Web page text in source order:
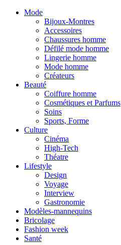
Mode
Bijoux-Montres
Accessoires
Chaussures homme
Défilé mode homme
Lingerie homme
Mode homme
Créateurs
Beauté
Coiffure homme
Cosmétiques et Parfums
Soins
Sports, Forme
Culture
Cinéma
High-Tech
Théatre
Lifestyle
Design
Voyage
Interview
Gastronomie
Modèles-mannequins
Bricolage
Fashion week
Santé